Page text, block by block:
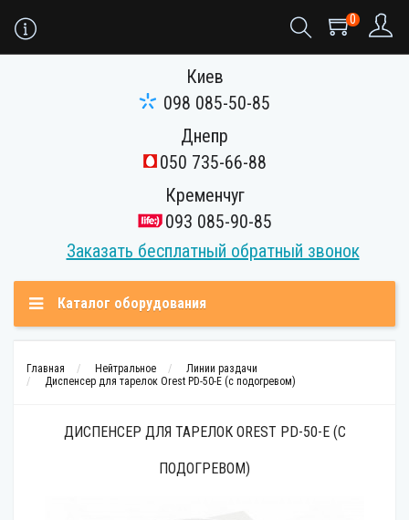
0
Киев
098 085-50-85
Днепр
050 735-66-88
Кременчуг
093 085-90-85
Заказать бесплатный обратный звонок
Каталог оборудования
Главная Нейтральное
Линии раздачи
Диспенсер для тарелок Orest PD-50-E (с подогревом)
ДИСПЕНСЕР ДЛЯ ТАРЕЛОК OREST PD-50-E (С
ПОДОГРЕВОМ)